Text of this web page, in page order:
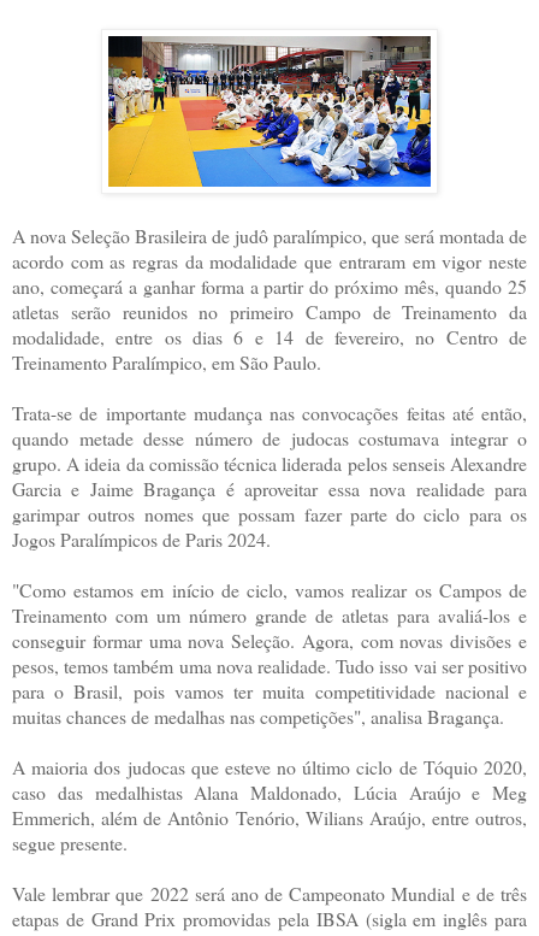
A nova Seleção Brasileira de judô paralímpico, que será montada de
acordo com as regras da modalidade que entraram em vigor neste
ano, começará a ganhar forma a partir do próximo mês, quando 25
atletas serão reunidos no primeiro Campo de Treinamento da
modalidade, entre os dias 6 e 14 de fevereiro, no Centro de
Treinamento Paralímpico, em São Paulo.
Trata-se de importante mudança nas convocações feitas até então,
quando metade desse número de judocas costumava integrar o
grupo. A ideia da comissão técnica liderada pelos senseis Alexandre
Garcia e Jaime Bragança é aproveitar essa nova realidade para
garimpar outros nomes que possam fazer parte do ciclo para os
Jogos Paralímpicos de Paris 2024.
"Como estamos em início de ciclo, vamos realizar os Campos de
Treinamento com um número grande de atletas para avaliá-los e
conseguir formar uma nova Seleção. Agora, com novas divisões e
pesos, temos também uma nova realidade. Tudo isso vai ser positivo
para o Brasil, pois vamos ter muita competitividade nacional e
muitas chances de medalhas nas competições", analisa Bragança.
A maioria dos judocas que esteve no último ciclo de Tóquio 2020,
caso das medalhistas Alana Maldonado, Lúcia Araújo e Meg
Emmerich, além de Antônio Tenório, Wilians Araújo, entre outros,
segue presente.
Vale lembrar que 2022 será ano de Campeonato Mundial e de três
etapas de Grand Prix promovidas pela IBSA (sigla em inglês para